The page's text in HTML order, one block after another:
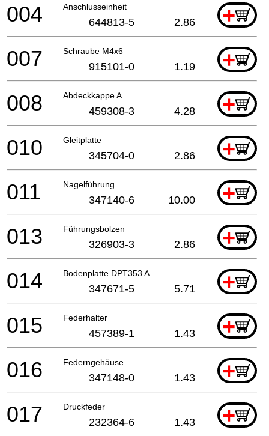
Anschlusseinheit +
004 644813-5 2.86
Schraube M4x6 +
007 915101-0 1.19
Abdeckkappe A +
008 459308-3 4.28
Gleitplatte +
010 345704-0 2.86
Nagelführung +
011 347140-6 10.00
Führungsbolzen +
013 326903-3 2.86
Bodenplatte DPT353 A +
014 347671-5 5.71
Federhalter +
015 457389-1 1.43
Federngehäuse +
016 347148-0 1.43
Druckfeder +
017 232364-6 1.43